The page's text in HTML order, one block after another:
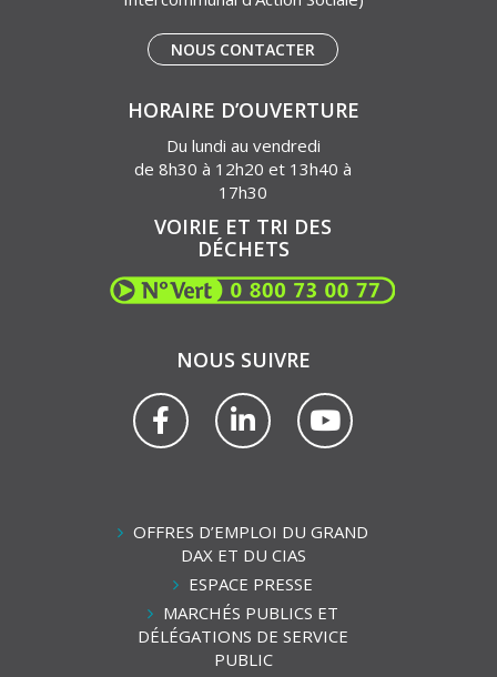
NOUS CONTACTER
HORAIRE D’OUVERTURE
Du lundi au vendredi
de 8h30 à 12h20 et 13h40 à
17h30
VOIRIE ET TRI DES
DÉCHETS
NOUS SUIVRE
Lien
vers
Lien
vers
Lien
vers
OFFRES D’EMPLOI DU GRAND
DAX ET DU CIAS
ESPACE PRESSE
MARCHÉS PUBLICS ET
DÉLÉGATIONS DE SERVICE
PUBLIC